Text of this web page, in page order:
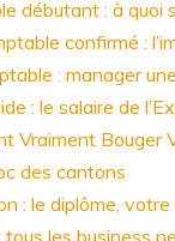
débutant : à quoi
confirmé :
: manager
: le salaire de
Vraiment Bouger
des cantons
: le diplôme, votre
tous les business